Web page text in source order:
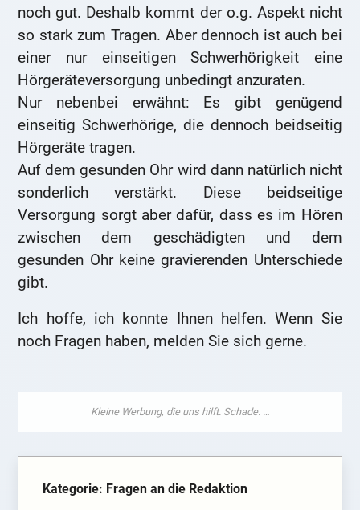
noch gut. Deshalb kommt der o.g. Aspekt nicht
so stark zum Tragen. Aber dennoch ist auch bei
einer nur einseitigen Schwerhörigkeit eine
Hörgeräteversorgung unbedingt anzuraten.
Nur nebenbei erwähnt: Es gibt genügend
einseitig Schwerhörige, die dennoch beidseitig
Hörgeräte tragen.
Auf dem gesunden Ohr wird dann natürlich nicht
sonderlich verstärkt. Diese beidseitige
Versorgung sorgt aber dafür, dass es im Hören
zwischen dem geschädigten und dem
gesunden Ohr keine gravierenden Unterschiede
gibt.
Ich hoffe, ich konnte Ihnen helfen. Wenn Sie
noch Fragen haben, melden Sie sich gerne.
Kategorie: Fragen an die Redaktion